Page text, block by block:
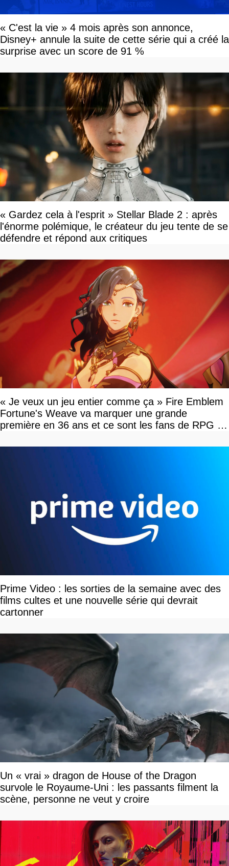
« C'est la vie » 4 mois après son annonce,
Disney+ annule la suite de cette série qui a créé la
surprise avec un score de 91 %
« Gardez cela à l'esprit » Stellar Blade 2 : après
l'énorme polémique, le créateur du jeu tente de se
défendre et répond aux critiques
« Je veux un jeu entier comme ça » Fire Emblem
Fortune's Weave va marquer une grande
première en 36 ans et ce sont les fans de RPG en
Prime Video : les sorties de la semaine avec des
films cultes et une nouvelle série qui devrait
cartonner
Un « vrai » dragon de House of the Dragon
survole le Royaume-Uni : les passants filment la
scène, personne ne veut y croire